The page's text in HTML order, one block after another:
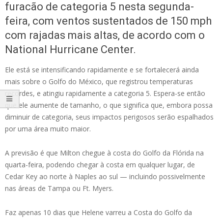
furacão de categoria 5 nesta segunda-
feira, com ventos sustentados de 150 mph
com rajadas mais altas, de acordo com o
National Hurricane Center.
Ele está se intensificando rapidamente e se fortalecerá ainda
mais sobre o Golfo do México, que registrou temperaturas
recordes, e atingiu rapidamente a categoria 5. Espera-se então
que ele aumente de tamanho, o que significa que, embora possa
diminuir de categoria, seus impactos perigosos serão espalhados
por uma área muito maior.
A previsão é que Milton chegue à costa do Golfo da Flórida na
quarta-feira, podendo chegar à costa em qualquer lugar, de
Cedar Key ao norte à Naples ao sul — incluindo possivelmente
nas áreas de Tampa ou Ft. Myers.
Faz apenas 10 dias que Helene varreu a Costa do Golfo da